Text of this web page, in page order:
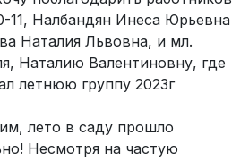
11, Налбандян Инеса Юрьевна
Наталия Львовна, и мл.
Наталию Валентиновну, где
летнюю группу 2023г
лето в саду прошло
Несмотря на частую